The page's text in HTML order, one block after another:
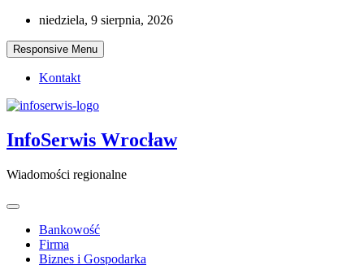
Skip
content
niedziela, 9 sierpnia, 2026
Responsive Menu
Kontakt
InfoSerwis Wrocław
Wiadomości regionalne
Bankowość
Firma
Biznes i Gospodarka